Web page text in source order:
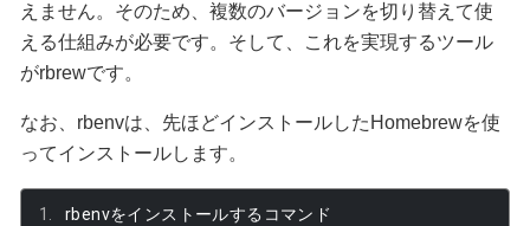
えません。そのため、複数のバージョンを切り替えて使
える仕組みが必要です。そして、これを実現するツール
がrbrewです。
なお、rbenvは、先ほどインストールしたHomebrewを使
ってインストールします。
rbenvをインストールするコマンド